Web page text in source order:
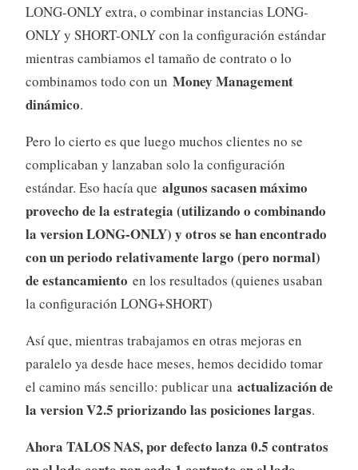
LONG-ONLY extra, o combinar instancias LONG-
ONLY y SHORT-ONLY con la configuración estándar
mientras cambiamos el tamaño de contrato o lo
combinamos todo con un Money Management
dinámico.
Pero lo cierto es que luego muchos clientes no se
complicaban y lanzaban solo la configuración
estándar. Eso hacía que algunos sacasen máximo
provecho de la estrategia (utilizando o combinando
la version LONG-ONLY) y otros se han encontrado
con un periodo relativamente largo (pero normal)
de estancamiento en los resultados (quienes usaban
la configuración LONG+SHORT)
Así que, mientras trabajamos en otras mejoras en
paralelo ya desde hace meses, hemos decidido tomar
el camino más sencillo: publicar una actualización de
la version V2.5 priorizando las posiciones largas.
Ahora TALOS NAS, por defecto lanza 0.5 contratos